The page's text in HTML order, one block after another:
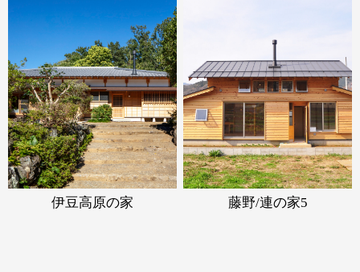
伊豆高原の家 藤野/連の家5